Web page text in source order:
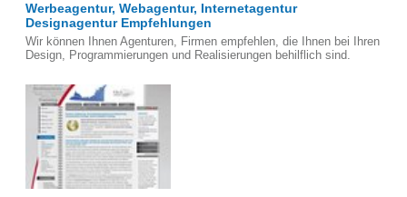
Werbeagentur, Webagentur, Internetagentur
Designagentur Empfehlungen
Wir können Ihnen Agenturen, Firmen empfehlen, die Ihnen bei Ihren
Design, Programmierungen und Realisierungen behilflich sind.